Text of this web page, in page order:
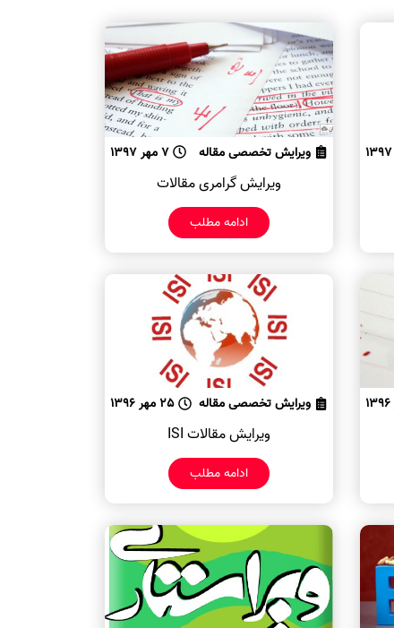
ویرایش تخصصی مقاله
ویرایش گرامری مقالات
ادامه مطلب
ویرایش تخصصی مقاله
ویرایش مقالات ISI
ادامه مطلب